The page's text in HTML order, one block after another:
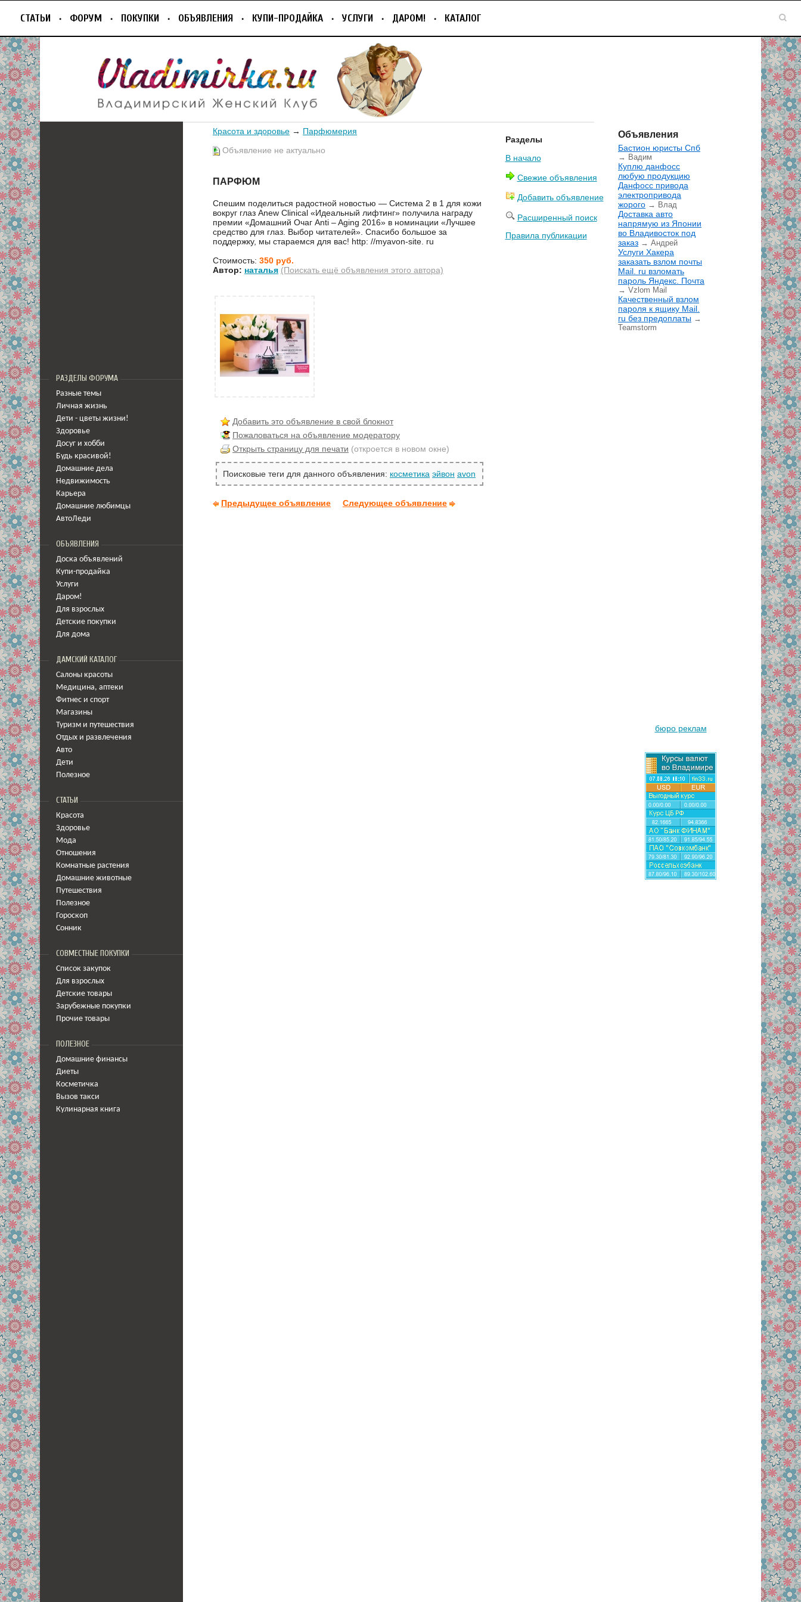
СТАТЬИ ФОРУМ ПОКУПКИ ОБЪЯВЛЕНИЯ КУПИ-ПРОДАЙКА УСЛУГИ ДАРОМ! КАТАЛОГ
РАЗДЕЛЫ ФОРУМА
Разные темы
Личная жизнь
Дети - цветы жизни!
Здоровье
Досуг и хобби
Будь красивой!
Домашние дела
Недвижимость
Карьера
Домашние любимцы
АвтоЛеди
ОБЪЯВЛЕНИЯ
Доска объявлений
Купи-продайка
Услуги
Даром!
Для взрослых
Детские покупки
Для дома
ДАМСКИЙ КАТАЛОГ
Салоны красоты
Медицина, аптеки
Фитнес и спорт
Магазины
Туризм и путешествия
Отдых и развлечения
Авто
Дети
Полезное
СТАТЬИ
Красота
Здоровье
Мода
Отношения
Комнатные растения
Домашние животные
Путешествия
Полезное
Гороскоп
Сонник
СОВМЕСТНЫЕ ПОКУПКИ
Список закупок
Для взрослых
Детские товары
Зарубежные покупки
Прочие товары
ПОЛЕЗНОЕ
Домашние финансы
Диеты
Косметичка
Вызов такси
Кулинарная книга
Красота и здоровье → Парфюмерия
Объявление не актуально
ПАРФЮМ
Спешим поделиться радостной новостью — Система 2 в 1 для кожи
вокруг глаз Anew Clinical «Идеальный лифтинг» получила награду
премии «Домашний Очаг Anti – Aging 2016» в номинации «Лучшее
средство для глаз. Выбор читателей». Спасибо большое за
поддержку, мы стараемся для вас! http: //myavon-site. ru
Стоимость: 350 руб.
Автор: наталья (Поискать ещё объявления этого автора)
Добавить это объявление в свой блокнот
Пожаловаться на объявление модератору
Открыть страницу для печати (откроется в новом окне)
Поисковые теги для данного объявления: косметика эйвон avon
Предыдущее объявление Следующее объявление
Разделы
В начало
Свежие объявления
Добавить объявление
Расширенный поиск
Правила публикации
Объявления
Бастион юристы Спб
→ Вадим
Куплю данфосс
любую продукцию
Данфосс привода
электропривода
жорого → Влад
Доставка авто
напрямую из Японии
во Владивосток под
заказ → Андрей
Услуги Хакера
заказать взлом почты
Mail. ru взломать
пароль Яндекс. Почта
→ Vzlom Mail
Качественный взлом
пароля к ящику Mail.
ru без предоплаты →
Teamstorm
бюро реклам